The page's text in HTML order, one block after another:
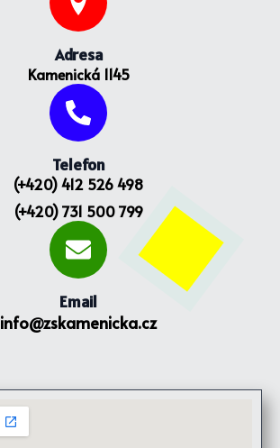
Adresa
Kamenická 1145
Telefon
(+420) 412 526 498
(+420) 731 500 799
Email
info@zskamenicka.cz